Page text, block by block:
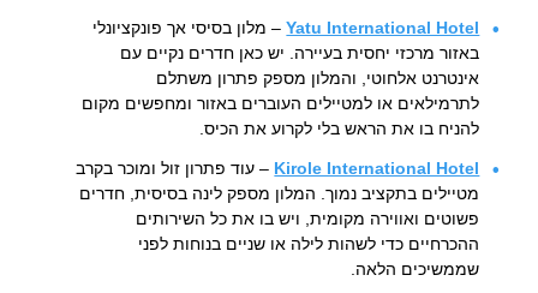
Yatu International Hotel– מלון בסיסי אך פונקציונלי
באזור מרכזי יחסית בעיירה. יש כאן חדרים נקיים עם
אינטרנט אלחוטי, והמלון מספק פתרון משתלם
לתרמילאים או למטיילים העוברים באזור ומחפשים מקום
להניח בו את הראש בלי לקרוע את הכיס.
Kirole International Hotel – עוד פתרון זול ומוכר בקרב
מטיילים בתקציב נמוך. המלון מספק לינה בסיסית, חדרים
פשוטים ואווירה מקומית, ויש בו את כל השירותים
ההכרחיים כדי לשהות לילה או שניים בנוחות לפני
שממשיכים הלאה.